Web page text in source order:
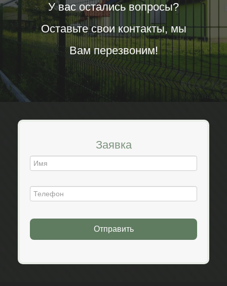
У вас остались вопросы?
Оставьте свои контакты, мы
Вам перезвоним!
Заявка
Отправить